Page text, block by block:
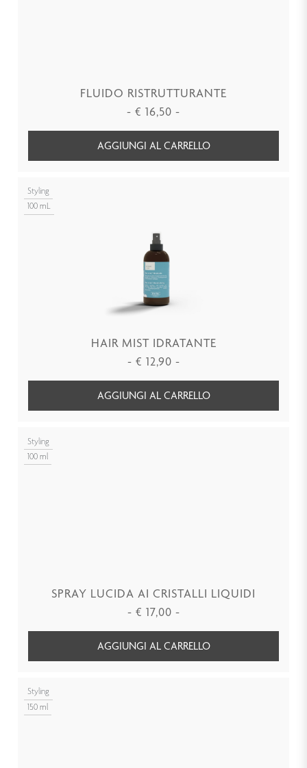
FLUIDO RISTRUTTURANTE
- € 16,50 -
AGGIUNGI AL CARRELLO
Styling
100 mL
HAIR MIST IDRATANTE
- € 12,90 -
AGGIUNGI AL CARRELLO
Styling
100 ml
SPRAY LUCIDA AI CRISTALLI LIQUIDI
- € 17,00 -
AGGIUNGI AL CARRELLO
Styling
150 ml